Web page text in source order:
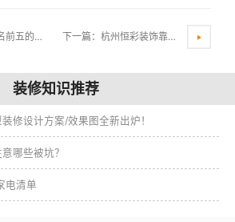
上一篇：杭州排名前五的装修公司是哪几家？ 下一篇：杭州恒彩装饰靠谱吗?杭州恒彩装饰口碑怎么样？
装修知识推荐
修设计方案/效果图全新出炉！
哪些被坑？
电清单